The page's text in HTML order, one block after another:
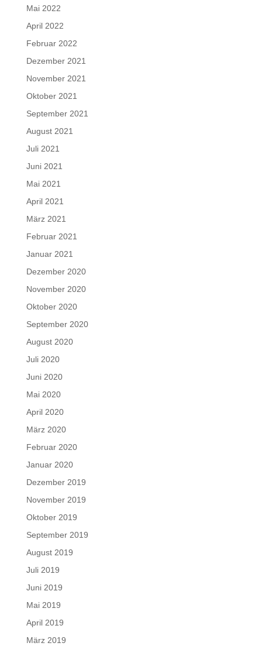
Mai 2022
April 2022
Februar 2022
Dezember 2021
November 2021
Oktober 2021
September 2021
August 2021
Juli 2021
Juni 2021
Mai 2021
April 2021
März 2021
Februar 2021
Januar 2021
Dezember 2020
November 2020
Oktober 2020
September 2020
August 2020
Juli 2020
Juni 2020
Mai 2020
April 2020
März 2020
Februar 2020
Januar 2020
Dezember 2019
November 2019
Oktober 2019
September 2019
August 2019
Juli 2019
Juni 2019
Mai 2019
April 2019
März 2019